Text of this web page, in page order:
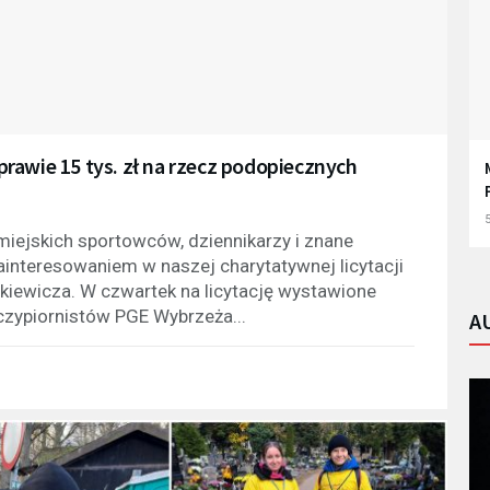
15 tys. zł na rzecz podopiecznych
sportowców, dziennikarzy i znane
w naszej charytatywnej licytacji
W czwartek na licytację wystawione
PGE Wybrzeża...